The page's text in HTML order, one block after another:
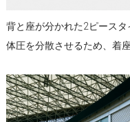
背と座が分かれた2ピースタ
体圧を分散させるため、着